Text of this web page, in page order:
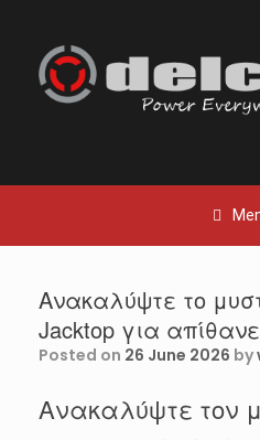
content
Ανακαλύψτε το
Jacktop για
Posted on 26 June 2026 by
Ανακαλύψτε τον